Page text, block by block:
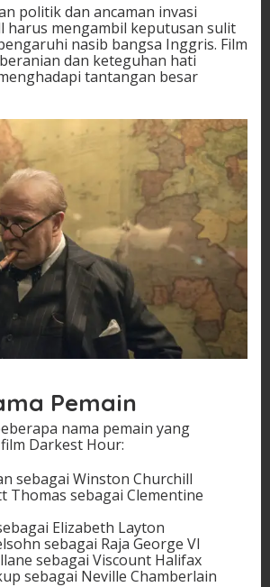
politik dan ancaman invasi
harus mengambil keputusan sulit
nasib bangsa Inggris. Film
dan keteguhan hati
tantangan besar
Pemain
nama pemain yang
Darkest Hour:
sebagai Winston Churchill
Thomas sebagai Clementine
Elizabeth Layton
sebagai Raja George VI
sebagai Viscount Halifax
sebagai Neville Chamberlain